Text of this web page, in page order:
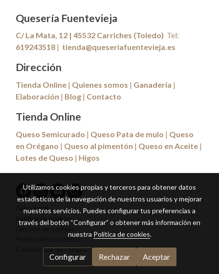
Quesería Fuentevieja
C/ La Mata, 12 | 45532 Carriches (Toledo) Tel:
619243518 | tienda@queseriafuentevieja.es
Dirección
Tienda Online | Quienes somos | Ganadería |
Elaboración | Blog | Contacto
Tienda Online
Queso Semicurado | Queso Pata de mulo | Queso
en Orégano | Queso al pimentón | Queso en Aceite |
Lotes de Queso | Higos
Aviso legal
Política de cookies
Política de privacidad
Condiciones de compra
Utilizamos cookies propias y terceros para obtener datos
estadísticos de la navegación de nuestros usuarios y mejorar
nuestros servicios. Puedes configurar tus preferencias a
través del botón “Configurar” o obtener más información en
nuestra Política de cookies.
Configurar Rechazar Aceptar